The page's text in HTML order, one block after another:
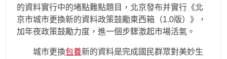
的資料實行中的堵點難點題目，北京發布并實行《北
京市城市更換新的資料政策鼓勵東西箱（1.0版）》，
加年夜政策鼓勵力度，進一個步驟激起市場活氣。
城市更換包養新的資料是完成國民群眾對美妙生